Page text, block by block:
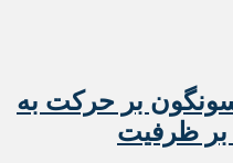
بر حرکت به
بر ظرفیت